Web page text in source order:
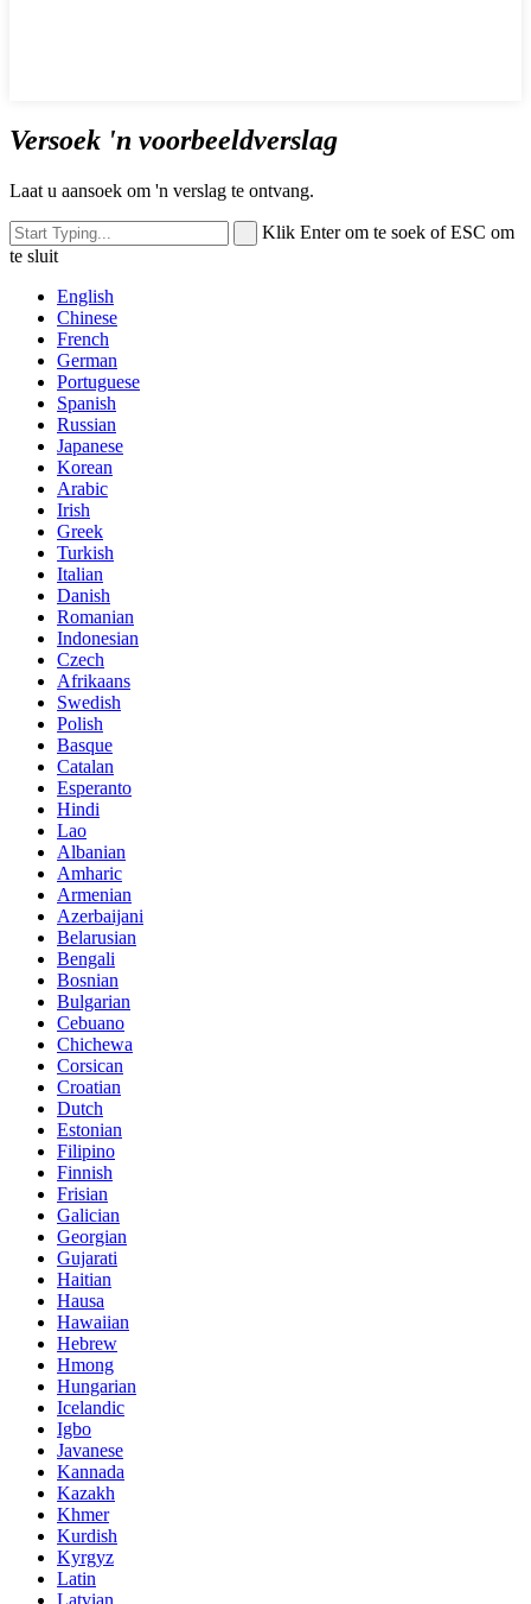
Versoek 'n voorbeeldverslag
Laat u aansoek om 'n verslag te ontvang.
Klik Enter om te soek of ESC om
te sluit
English
Chinese
French
German
Portuguese
Spanish
Russian
Japanese
Korean
Arabic
Irish
Greek
Turkish
Italian
Danish
Romanian
Indonesian
Czech
Afrikaans
Swedish
Polish
Basque
Catalan
Esperanto
Hindi
Lao
Albanian
Amharic
Armenian
Azerbaijani
Belarusian
Bengali
Bosnian
Bulgarian
Cebuano
Chichewa
Corsican
Croatian
Dutch
Estonian
Filipino
Finnish
Frisian
Galician
Georgian
Gujarati
Haitian
Hausa
Hawaiian
Hebrew
Hmong
Hungarian
Icelandic
Igbo
Javanese
Kannada
Kazakh
Khmer
Kurdish
Kyrgyz
Latin